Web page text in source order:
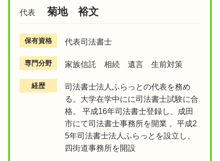
代表
菊地 裕文
保有資格 代表司法書士
専門分野 家族信託 相続 遺言 生前対策
経歴
司法書士法人ふらっとの代表を務め
る。大学在学中にに司法書士試験に合
格。 平成16年司法書士登録し、成田
市にて司法書士事務所を開業 。平成2
5年司法書士法人ふらっとを設立し、
四街道事務所を開設